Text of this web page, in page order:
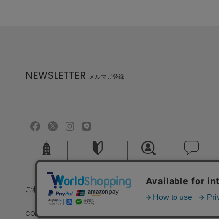
NEWSLETTER メルマガ登録
会社概要 ご利用ガイド 採用情報 お問い合せ
ご利用規約 個人情報保護方針
COPYRIGHT (C) MELROSE CO.,LTD.ALL RIGHTS RESERVED.